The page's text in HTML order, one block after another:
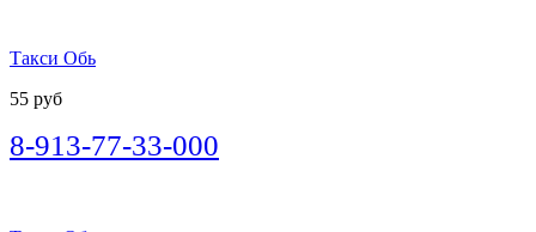
Такси Обь
55 руб
8-913-77-33-000